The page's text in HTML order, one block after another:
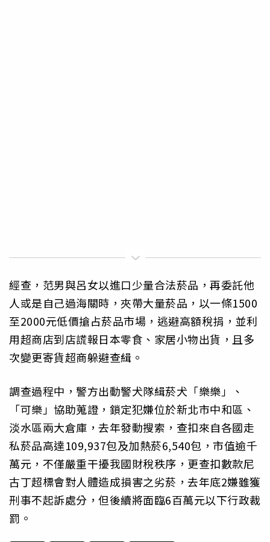
經查，范男與呂女以進口少量合法菸品，再委託他
人或是自己過海關時，夾帶大量菸品，以一條1500
至2000元低價搶占菸品市場，逃避高額稅捐，並利
用超商店到店謊報日本零食、家居小物出貨，且多
次變更寄貨超商躲避查緝。
調查過程中，警方出動警犬隊緝菸犬「樂樂」、
「可樂」協助蒐證，鎖定犯嫌位於新北市中和區、
淡水區兩大倉庫，去年發動搜索，查扣來自各國走
私菸品高達109,937包及加熱菸6,540包，市值逾千
萬元，不僅嚴重干擾我國財稅秩序，更查扣數款尼
古丁超標會對人體造成損害之劣菸，去年底2嫌雖獲
刑事不起訴處分，但後續將面臨6百萬元以下行政裁
罰。